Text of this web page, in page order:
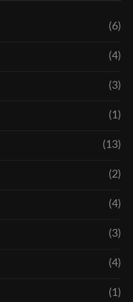
(6)
(4)
(3)
(1)
(13)
(2)
(4)
(3)
(4)
(1)